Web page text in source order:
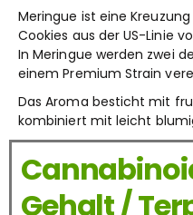
Meringue ist eine
Cookies aus der US-Linie
In Meringue werden zwei
einem Premium Strain
Das Aroma besticht mit
kombiniert mit leicht
Gehalt /